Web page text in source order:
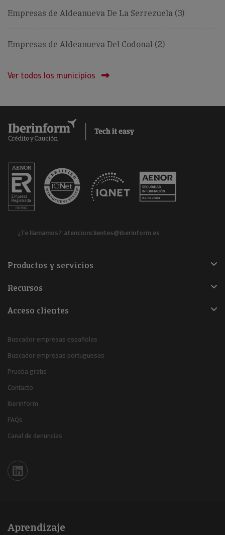
Empresas de Aldeanueva De La Serrezuela (3)
Empresas de Aldeanueva Del Codonal (2)
Ver todos los municipios
¿Te llamamos? atencionclientes@iberinform.es
Productos y servicios
Recursos
Acceso clientes
Buscador empresas españolas
Buscador empresas portuguesas
Prueba gratis
Contacto
Iberinform
FAQs
Canal de denuncias
Iberinform en Linkedin
Aprendizaje